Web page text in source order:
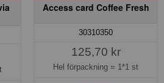
Access card Coffee Fresh
30310350
125,70 kr
Hel förpackning = 1*1 st